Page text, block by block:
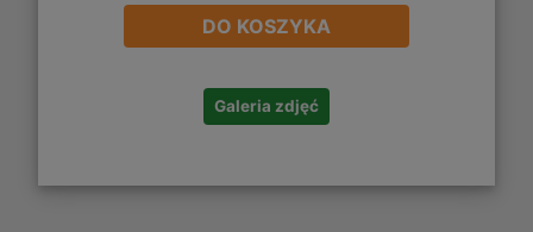
DO KOSZYKA
Galeria zdjęć